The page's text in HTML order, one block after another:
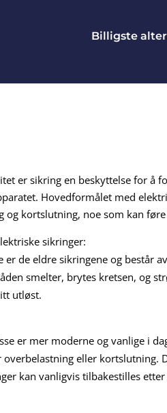
Billigste
er sikring en beskyttelse for å
Hovedformålet med
og kortslutning, noe som kan
sikringer:
er de eldre sikringene og består
smelter, brytes kretsen, og
utløst.
er mer moderne og vanlige i
overbelastning eller
kan vanligvis tilbakestilles